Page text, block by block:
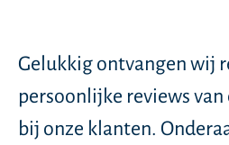
Gelukkig ontvangen wij
persoonlijke reviews
bij onze klanten.